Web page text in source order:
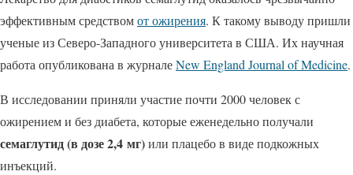
эффективным средствомот ожирения. К такому выводу пришли
ученые из Северо-Западного университета в США. Их научная
работа опубликована в журналеNew England Journal of Medicine.
В исследовании приняли участие почти 2000 человек с
ожирением и без диабета, которые еженедельно получали
семаглутид (в дозе 2,4 мг)или плацебо в виде подкожных
инъекций.